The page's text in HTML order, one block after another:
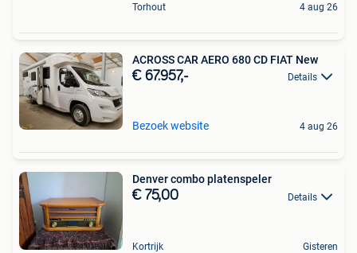
Torhout 4 aug 26
ACROSS CAR AERO 680 CD FIAT New
€ 67.957,- Details
Bezoek website 4 aug 26
Denver combo platenspeler
€ 75,00 Details
Kortrijk Gisteren